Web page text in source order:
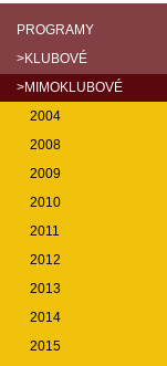
PROGRAMY
>KLUBOVÉ
>MIMOKLUBOVÉ
2004
2008
2009
2010
2011
2012
2013
2014
2015